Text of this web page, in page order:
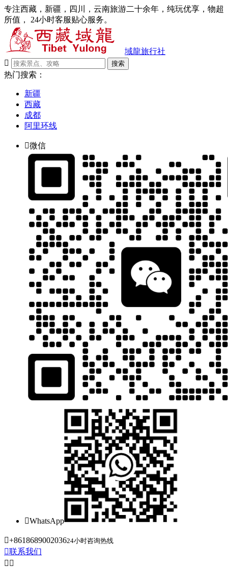
专注西藏，新疆，四川，云南旅游二十余年，纯玩优享，物超
所值， 24小时客服贴心服务。
域龍旅行社

搜索
热门搜索：
新疆
西藏
成都
阿里环线
微信
WhatsApp
+861868900203624小时咨询热线
联系我们
 